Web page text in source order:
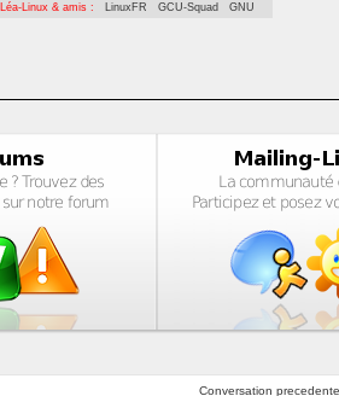
Léa-Linux & amis : LinuxFR GCU-Squad GNU
Conversation precedente